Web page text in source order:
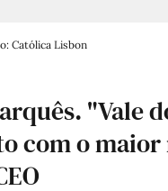
Católica Lisbon
"Vale
com o